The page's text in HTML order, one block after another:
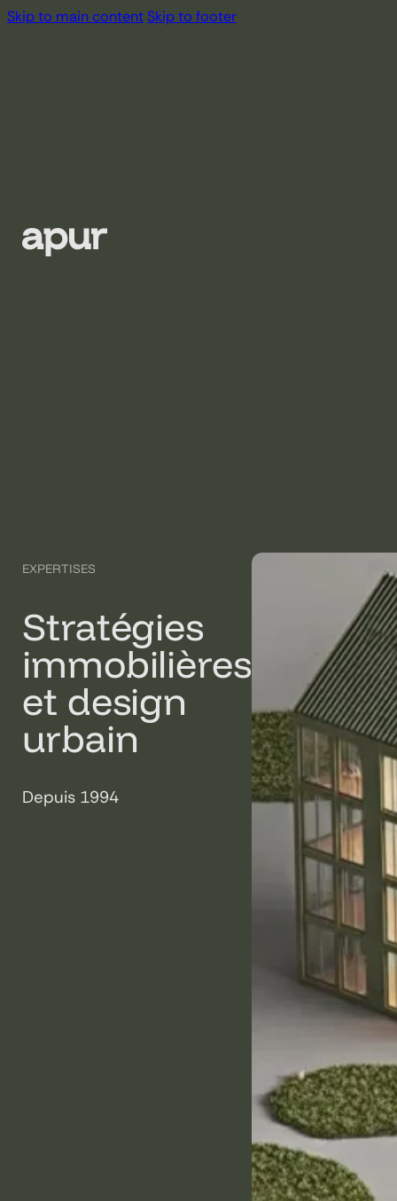
Skip to main contentSkip to footer
EXPERTISES
Stratégies
immobilières
et design
urbain
Depuis 1994